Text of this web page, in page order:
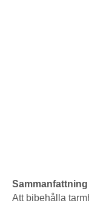
Sammanfattning
Att bibehålla